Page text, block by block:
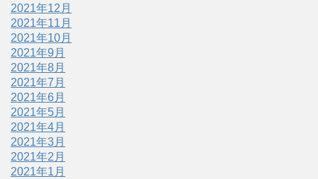
2021年12月
2021年11月
2021年10月
2021年9月
2021年8月
2021年7月
2021年6月
2021年5月
2021年4月
2021年3月
2021年2月
2021年1月